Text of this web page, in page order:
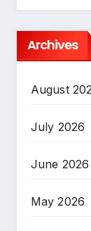
Archives
August
July 2026
June 2026
May 2026